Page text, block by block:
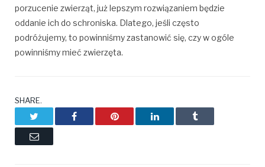
porzucenie zwierząt, już lepszym rozwiązaniem będzie
oddanie ich do schroniska. Dlatego, jeśli często
podróżujemy, to powinniśmy zastanowić się, czy w ogóle
powinniśmy mieć zwierzęta.
SHARE.
TwitterFacebookPinterestLinkedInTumblr
Email